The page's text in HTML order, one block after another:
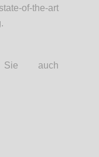
of-the-art
auch